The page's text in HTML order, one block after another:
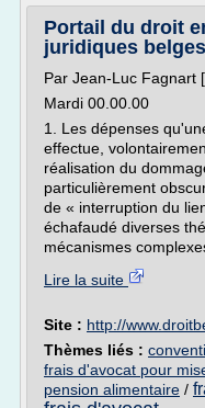
Portail du droit
juridiques belges
Par Jean-Luc Fagnart
Mardi 00.00.00
1. Les dépenses
effectue,
réalisation du
particulièrement
de « interruption du
échafaudé diverses
mécanismes
Lire la suite
Site : http://
Thèmes liés :
frais d'avocat pour
pension alimentaire /